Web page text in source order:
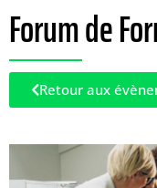
Forum de
Retour aux